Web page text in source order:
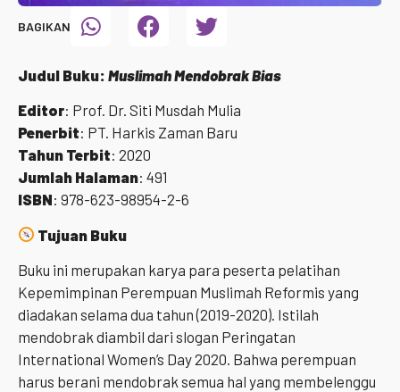
BAGIKAN
Judul Buku: Muslimah Mendobrak Bias
Editor: Prof. Dr. Siti Musdah Mulia
Penerbit: PT. Harkis Zaman Baru
Tahun Terbit: 2020
Jumlah Halaman: 491
ISBN: 978-623-98954-2-6
Tujuan Buku
Buku ini merupakan karya para peserta pelatihan
Kepemimpinan Perempuan Muslimah Reformis yang
diadakan selama dua tahun (2019-2020). Istilah
mendobrak diambil dari slogan Peringatan
International Women’s Day 2020. Bahwa perempuan
harus berani mendobrak semua hal yang membelenggu